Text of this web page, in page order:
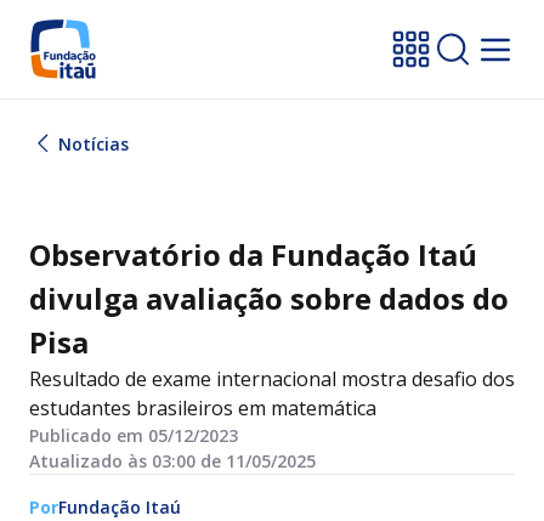
Notícias
Observatório da Fundação Itaú
divulga avaliação sobre dados do
Pisa
Resultado de exame internacional mostra desafio dos
estudantes brasileiros em matemática
Publicado em 05/12/2023
Atualizado às 03:00 de 11/05/2025
PorFundação Itaú